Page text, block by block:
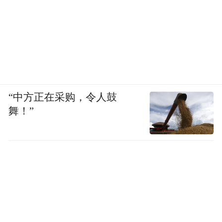
“中方正在采购，令人鼓
舞！”